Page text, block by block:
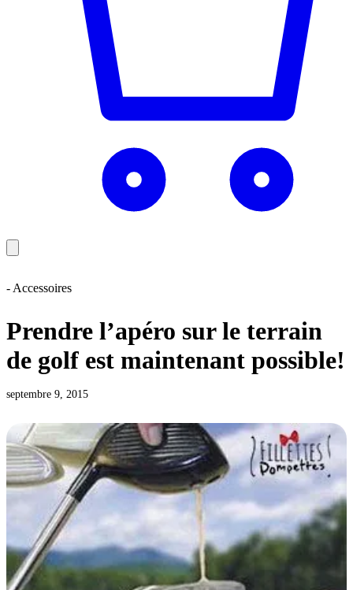
- Accessoires
Prendre l’apéro sur le terrain
de golf est maintenant possible!
septembre 9, 2015